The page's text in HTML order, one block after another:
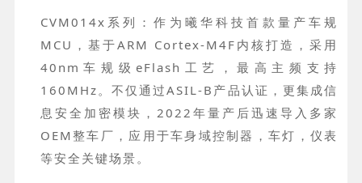
CVM014x系列：作为曦华科技首款量产车规
MCU，基于ARM Cortex-M4F内核打造，采用
40nm车规级eFlash工艺，最高主频支持
160MHz。不仅通过ASIL-B产品认证，更集成信
息安全加密模块，2022年量产后迅速导入多家
OEM整车厂，应用于车身域控制器，车灯，仪表
等安全关键场景。